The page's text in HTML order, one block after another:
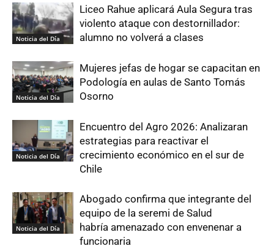
Noticia del Día
Liceo Rahue aplicará Aula Segura tras
violento ataque con destornillador:
alumno no volverá a clases
Noticia del Día
Mujeres jefas de hogar se capacitan en
Podología en aulas de Santo Tomás
Osorno
Noticia del Día
Encuentro del Agro 2026: Analizaran
estrategias para reactivar el
crecimiento económico en el sur de
Chile
Noticia del Día
Abogado confirma que integrante del
equipo de la seremi de Salud
habría amenazado con envenenar a
funcionaria